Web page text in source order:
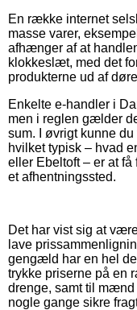
En række internet
masse varer,
afhænger af at
klokkeslæt, med det
produkterne ud af
Enkelte e-handler i
men i reglen gælder
sum. I øvrigt kunne
hvilket typisk – hvad
eller Ebeltoft – er at få
et afhentningssted.
Det har vist sig at
lave
gengæld har en hel
trykke priserne på en
drenge, samt til
nogle gange sikre